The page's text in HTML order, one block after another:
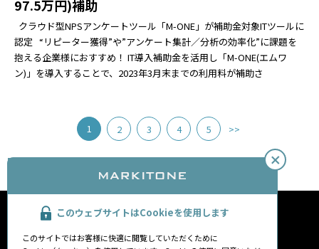
97.5万円)補助
クラウド型NPSアンケートツール「M-ONE」が補助金対象ITツールに
認定 “リピーター獲得”や”アンケート集計／分析の効率化”に課題を
抱える企業様におすすめ！ IT導入補助金を活用し「M-ONE(エムワ
ン)」を導入することで、2023年3月末までの利用料が補助さ
1 2 3 4 5 >>
M-DOC
マーキットワンについて
会社概要
このウェブサイトはCookieを使用します
このサイトではお客様に快適に閲覧していただくために